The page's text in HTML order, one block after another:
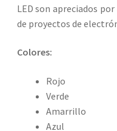
LED son apreciados
de proyectos de
Colores:
Rojo
Verde
Amarrillo
Azul